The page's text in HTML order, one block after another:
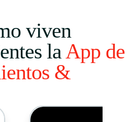
viven
laApp de
&